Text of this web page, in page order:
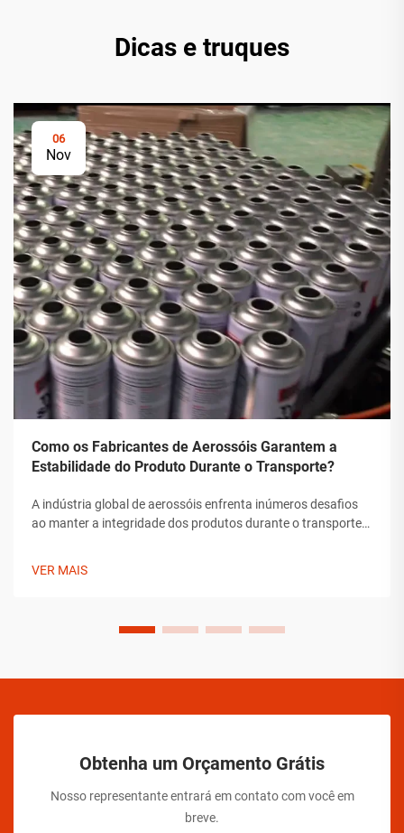
Dicas e truques
06
Nov
Como os Fabricantes de Aerossóis Garantem a
Estabilidade do Produto Durante o Transporte?
A indústria global de aerossóis enfrenta inúmeros desafios
ao manter a integridade dos produtos durante o transporte.
VER MAIS
Obtenha um Orçamento Grátis
Nosso representante entrará em contato com você em
breve.